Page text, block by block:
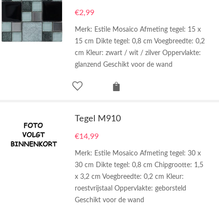
€2,99
Merk: Estile Mosaico Afmeting tegel: 15 x
15 cm Dikte tegel: 0,8 cm Voegbreedte: 0,2
cm Kleur: zwart / wit / zilver Oppervlakte:
glanzend Geschikt voor de wand
Tegel M910
€14,99
Merk: Estile Mosaico Afmeting tegel: 30 x
30 cm Dikte tegel: 0,8 cm Chipgrootte: 1,5
x 3,2 cm Voegbreedte: 0,2 cm Kleur:
roestvrijstaal Oppervlakte: geborsteld
Geschikt voor de wand